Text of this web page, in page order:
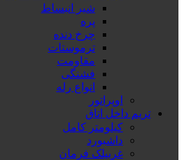
شیر انبساط
پره
چرخ دنده
ترموستات
مقاومت
فشنگی
انواع رله
اوپراتور
تریم داخل اتاق
کیلومتر کامل
داشبورد
غربیلک فرمان